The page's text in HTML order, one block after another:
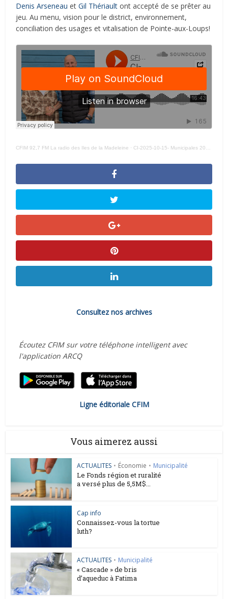
Denis Arseneau etGil Thériault ont accepté de se prêter au
jeu. Au menu, vision pour le district, environnement,
conciliation des usages et vitalisation de Pointe-aux-Loups!
CFIM 92,7 FM La radio des Iles de la Madeleine · CI-2025-10-15- Municipales 2025: table ronde avec les candidats du district 6
Consultez nos archives
Écoutez CFIM sur votre téléphone intelligent avec
l'application ARCQ
Ligne éditoriale CFIM
Vous aimerez aussi
ACTUALITES • Économie • Municipalité
Le Fonds région et ruralité
a versé plus de 5,5M$...
Cap info
Connaissez-vous la tortue
luth?
ACTUALITES • Municipalité
« Cascade » de bris
d’aqueduc à Fatima